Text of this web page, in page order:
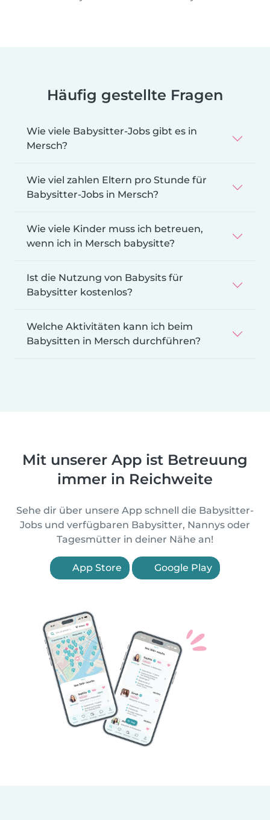
Häufig gestellte Fragen
Wie viele Babysitter-Jobs gibt es in
Mersch?
Wie viel zahlen Eltern pro Stunde für
Babysitter-Jobs in Mersch?
Wie viele Kinder muss ich betreuen,
wenn ich in Mersch babysitte?
Ist die Nutzung von Babysits für
Babysitter kostenlos?
Welche Aktivitäten kann ich beim
Babysitten in Mersch durchführen?
Mit unserer App ist Betreuung
immer in Reichweite
Sehe dir über unsere App schnell die Babysitter-
Jobs und verfügbaren Babysitter, Nannys oder
Tagesmütter in deiner Nähe an!
App Store Google Play